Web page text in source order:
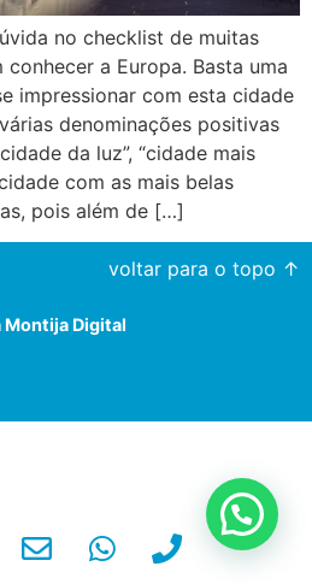
no checklist de muitas
a Europa. Basta uma
impressionar com esta cidade
denominações positivas
da luz”, “cidade mais
com as mais belas
pois além de […]
voltar para o topo ↑
Montija Digital